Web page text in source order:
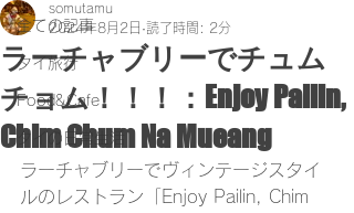
全ての記事
タイ旅行
Food&Cafe
タイの日常生活
ラーチャブリーでチュム
チョム！！！：Enjoy Pailin,
Chim Chum Na Mueang
somutamu
2024年8月2日 読了時間: 2分
ラーチャブリーでヴィンテージスタイ
ルのレストラン「Enjoy Pailin, Chim